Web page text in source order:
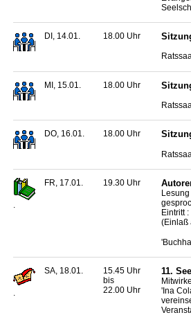
DI, 14.01. 18.00 Uhr
MI, 15.01. 18.00 Uhr
DO, 16.01. 18.00 Uhr
.
FR, 17.01. 19.30 Uhr
Eintritt
(Einlaß
.
SA, 18.01.
15.45 Uhr
bis
22.00 Uhr
11.
'Ina